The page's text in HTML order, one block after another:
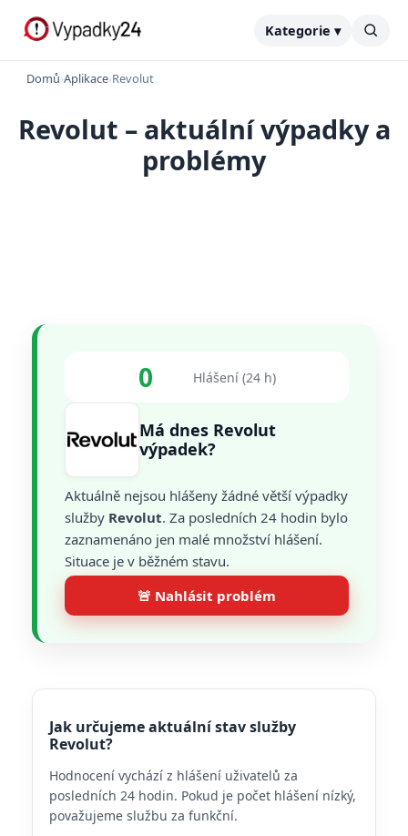
Kategorie ▾
Domů›Aplikace›Revolut
Revolut – aktuální výpadky a
problémy
0 Hlášení (24 h)
Má dnes Revolut
výpadek?
Aktuálně nejsou hlášeny žádné větší výpadky
služby Revolut. Za posledních 24 hodin bylo
zaznamenáno jen malé množství hlášení.
Situace je v běžném stavu.
🚨 Nahlásit problém
Jak určujeme aktuální stav služby
Revolut?
Hodnocení vychází z hlášení uživatelů za
posledních 24 hodin. Pokud je počet hlášení nízký,
považujeme službu za funkční.